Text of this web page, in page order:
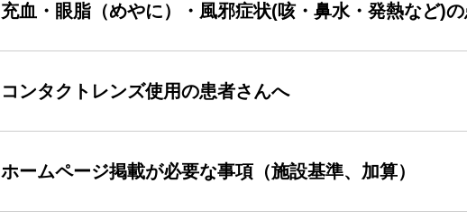
充血・眼脂（めやに）・風邪症状(咳・鼻水・発熱など)
コンタクトレンズ使用の患者さんへ
ホームページ掲載が必要な事項（施設基準、加算）